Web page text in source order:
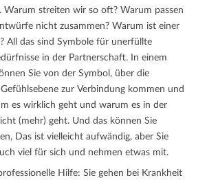
Warum streiten wir so oft? Warum passen
nicht zusammen? Warum ist einer
All das sind Symbole für unerfüllte
in der Partnerschaft. In einem
Sie von der Symbol, über die
zur Verbindung kommen und
es wirklich geht und warum es in der
(mehr) geht. Und das können Sie
Das ist vielleicht aufwändig, aber Sie
viel für sich und nehmen etwas mit.
Hilfe: Sie gehen bei Krankheit